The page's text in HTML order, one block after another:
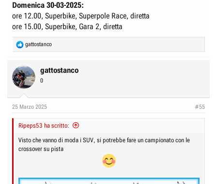
Domenica 30-03-2025:
ore 12.00, Superbike, Superpole Race, diretta
ore 15.00, Superbike, Gara 2, diretta
R
e
c
t
i
s
gattostanco
gattostanco
0
25 Marzo 2025 #55
Ripeps53 ha scritto:
Visto che vanno di moda i SUV, si potrebbe fare un campionato con le
crossover su pista